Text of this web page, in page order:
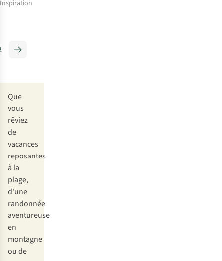
Inspiration
attend
Que
vous
rêviez
de
vacances
reposantes
à la
plage,
d'une
randonnée
aventureuse
en
montagne
ou de